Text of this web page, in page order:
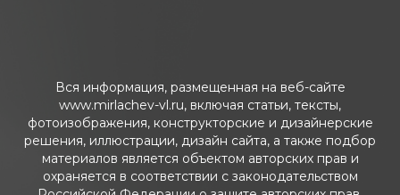
Вся информация, размещенная на веб-сайте
www.mirlachev-vl.ru, включая статьи, тексты,
фотоизображения, конструкторские и дизайнерские
решения, иллюстрации, дизайн сайта, а также подбор
материалов является объектом авторских прав и
охраняется в соответствии с законодательством